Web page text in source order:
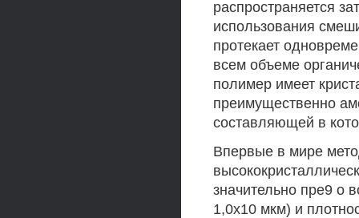
распространяется
использования
протекает
всем объеме
полимер имеет
преимущественно
составляющей в
Впервые в мире
значительно пре9 о
1,0x10 мкм) и